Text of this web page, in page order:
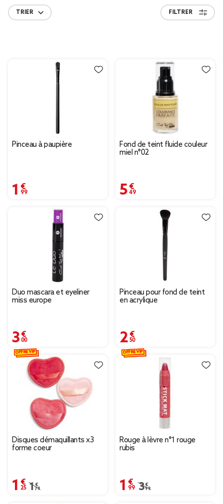
TRIER FILTRER
Pinceau à paupière
1,99 €
Fond de teint fluide couleur
miel n°02
5,49 €
Duo mascara et eyeliner
miss europe
3,00 €
Pinceau pour fond de teint
en acrylique
2,50 €
Disques démaquillants x3
forme coeur
1,25 €
Prix remisé de 1,79 € à 1,25 €
1,79 €
OFFRE VIP
Rouge à lèvre n°1 rouge
rubis
1,99 €
Prix remisé de 3,99 € à
3,99 €
OFFRE VIP